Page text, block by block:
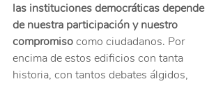
las instituciones democráticas depende
de nuestra participación y nuestro
compromiso como ciudadanos. Por
encima de estos edificios con tanta
historia, con tantos debates álgidos,